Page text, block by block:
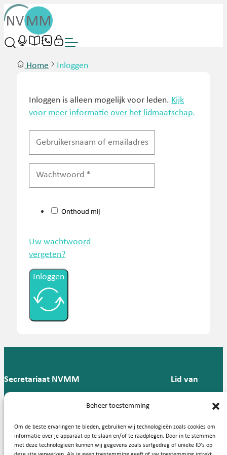
Beheer toestemming
Om de beste ervaringen te bieden, gebruiken wij technologieën zoals cookies om
informatie over je apparaat op te slaan en/of te raadplegen. Door in te stemmen
met deze technologieën kunnen wij gegevens zoals surfgedrag of unieke ID's op
Home Inloggen
Inloggen is alleen mogelijk voor leden. Kijk
voor meer informatie over het lidmaatschap.
Onthoud mij
Uw wachtwoord
vergeten?
Inloggen
Secretariaat NVMM
Groningen
T: 088 -
57
Lid van